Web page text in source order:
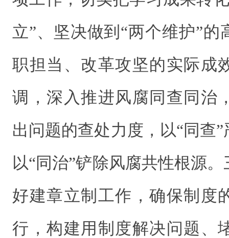
立”、坚决做到“两个维护”
职担当、改革攻坚的实际成
调，深入推进风腐同查同治
出问题的查处力度，以“同查
以“同治”铲除风腐共性根源
好建章立制工作，确保制度
行，构建用制度解决问题、